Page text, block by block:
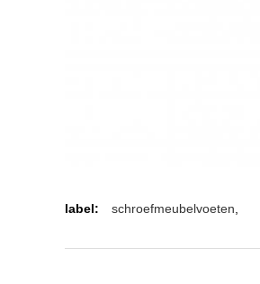
label: schroefmeubelvoeten